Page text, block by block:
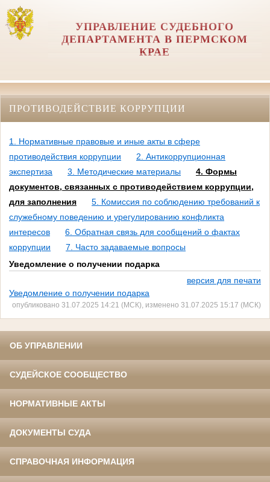
УПРАВЛЕНИЕ СУДЕБНОГО
ДЕПАРТАМЕНТА В ПЕРМСКОМ
КРАЕ
ПРОТИВОДЕЙСТВИЕ КОРРУПЦИИ
1. Нормативные правовые и иные акты в сфере
противодействия коррупции
2. Антикоррупционная
экспертиза
3. Методические материалы
4. Формы
документов, связанных с противодействием коррупции,
для заполнения
5. Комиссия по соблюдению требований к
служебному поведению и урегулированию конфликта
интересов
6. Обратная связь для сообщений о фактах
коррупции
7. Часто задаваемые вопросы
Уведомление о получении подарка
версия для печати
Уведомление о получении подарка
опубликовано 31.07.2025 14:21 (МСК), изменено 31.07.2025 15:17 (МСК)
ОБ УПРАВЛЕНИИ
СУДЕЙСКОЕ СООБЩЕСТВО
НОРМАТИВНЫЕ АКТЫ
ДОКУМЕНТЫ СУДА
СПРАВОЧНАЯ ИНФОРМАЦИЯ